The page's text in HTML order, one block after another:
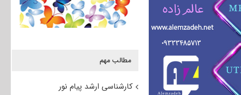
مطالب مهم
کارشناسی ارشد پیام نور